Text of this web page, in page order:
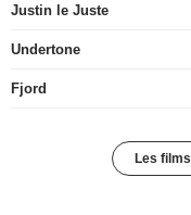
Justin le Juste
Undertone
Fjord
Les